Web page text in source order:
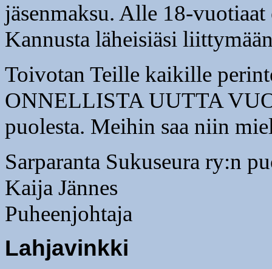
jäsenmaksu. Alle 18-vuotiaat
Kannusta läheisiäsi
Toivotan Teille kaikille
ONNELLISTA UUTTA
puolesta. Meihin saa niin
Sarparanta Sukuseura ry:n
Kaija Jännes
Puheenjohtaja
Lahjavinkki